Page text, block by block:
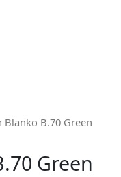
Blanko B.70 Green
Green